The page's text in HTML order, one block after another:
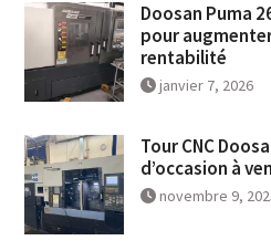
Doosan Puma
pour
rentabilité
janvier 7, 2026
Tour CNC
d’occasion à
novembre 9,